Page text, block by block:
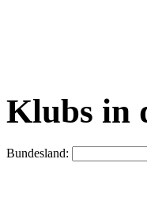
Klubs in
Bundesland: